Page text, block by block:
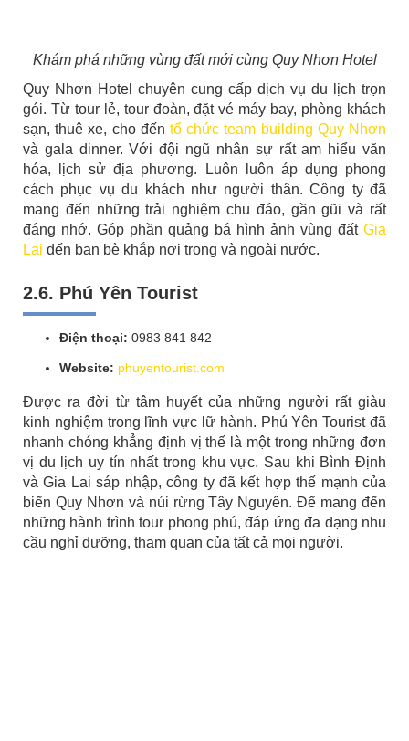
Khám phá những vùng đất mới cùng Quy Nhơn Hotel
Quy Nhơn Hotel chuyên cung cấp dịch vụ du lịch trọn
gói. Từ tour lẻ, tour đoàn, đặt vé máy bay, phòng khách
sạn, thuê xe, cho đến tổ chức team building Quy Nhơn
và gala dinner. Với đội ngũ nhân sự rất am hiểu văn
hóa, lịch sử địa phương. Luôn luôn áp dụng phong
cách phục vụ du khách như người thân. Công ty đã
mang đến những trải nghiệm chu đáo, gần gũi và rất
đáng nhớ. Góp phần quảng bá hình ảnh vùng đất Gia
Lai đến bạn bè khắp nơi trong và ngoài nước.
2.6. Phú Yên Tourist
Điện thoại: 0983 841 842
Website: phuyentourist.com
Được ra đời từ tâm huyết của những người rất giàu
kinh nghiệm trong lĩnh vực lữ hành. Phú Yên Tourist đã
nhanh chóng khẳng định vị thế là một trong những đơn
vị du lịch uy tín nhất trong khu vực. Sau khi Bình Định
và Gia Lai sáp nhập, công ty đã kết hợp thế mạnh của
biển Quy Nhơn và núi rừng Tây Nguyên. Để mang đến
những hành trình tour phong phú, đáp ứng đa dạng nhu
cầu nghỉ dưỡng, tham quan của tất cả mọi người.